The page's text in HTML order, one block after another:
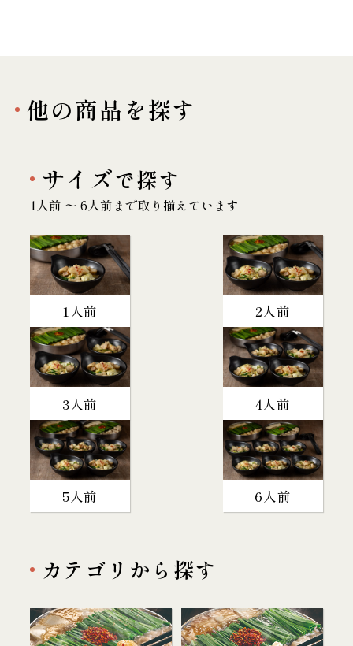
他の商品を探す
サイズで探す
1人前 〜 6人前まで取り揃えています
1人前 2人前
3人前 4人前
5人前 6人前
カテゴリから探す